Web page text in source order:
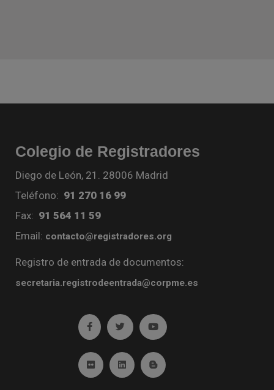
Colegio de Registradores
Diego de León, 21. 28006 Madrid
Teléfono: 91 270 16 99
Fax: 91 564 11 59
Email: contacto@registradores.org
Registro de entrada de documentos:
secretaria.registrodeentrada@corpme.es
Ir a facebook (abre en ventana nueva)
Ir a twitter (abre en ventana nueva)
Ir a YouTube (abre en
Ir a Flickr (abre en ventana nueva)
Ir a Linkedin (abre en ventana nueva)
Ir al Blog (abre en ventana